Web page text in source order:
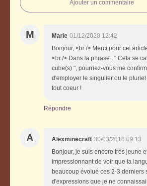
Ajouter un commentaire
M Marie 01/12/2020 12:42
Bonjour, <br /> Merci pour cet
<br /> Dans la phrase : " Cela se
cube(s) ", pourriez-vous me
d'employer le singulier ou le pluriel
tout coeur !
Répondre
A Alexminecraft 30/03/2018 09:13
Bonjour, je suis encore très jeune
impressionnant de voir que la
beaucoup évolué ces 2-3 derniers
d'expressions que je ne